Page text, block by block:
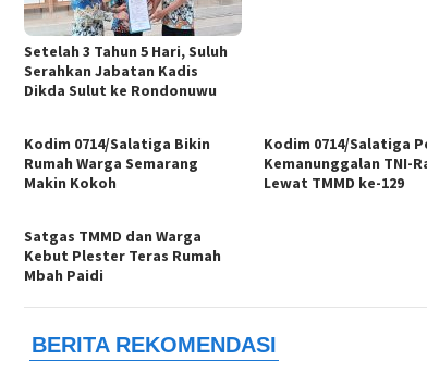
Setelah 3 Tahun 5 Hari, Suluh
Serahkan Jabatan Kadis
Dikda Sulut ke Rondonuwu
Kodim 0714/Salatiga Bikin
Rumah Warga Semarang
Makin Kokoh
Kodim 0714/Salatiga
Kemanunggalan TNI-
Lewat TMMD ke-129
Satgas TMMD dan Warga
Kebut Plester Teras Rumah
Mbah Paidi